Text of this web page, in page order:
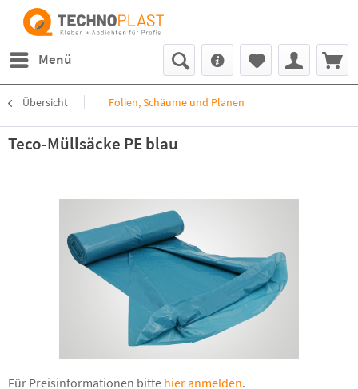
Menü
Übersicht Folien, Schäume und Planen
Teco-Müllsäcke PE blau
Für Preisinformationen bitte hier anmelden.